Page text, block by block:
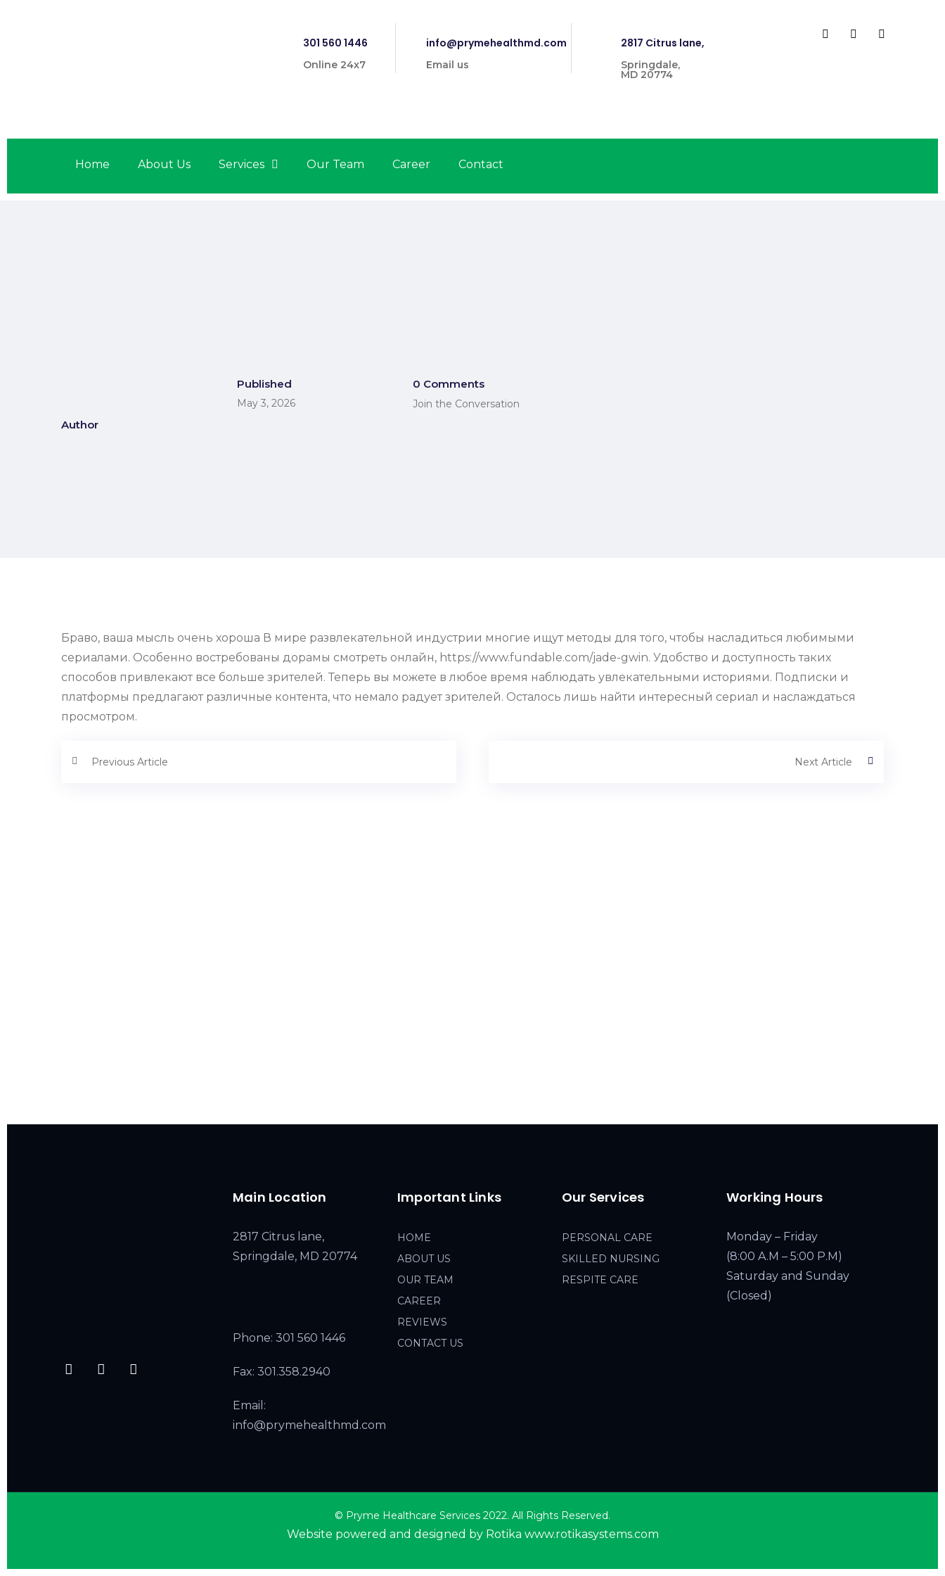
301 560 1446
Online 24x7
info@prymehealthmd.com
Email us
2817 Citrus lane,
Springdale,
MD 20774
Home About Us Services Our Team Career Contact
Author
Published
May 3, 2026
0 Comments
Join the Conversation
Браво, ваша мысль очень хороша В мире развлекательной индустрии многие ищут методы для того, чтобы насладиться любимыми
сериалами. Особенно востребованы дорамы смотреть онлайн, https://www.fundable.com/jade-gwin. Удобство и доступность таких
способов привлекают все больше зрителей. Теперь вы можете в любое время наблюдать увлекательными историями. Подписки и
платформы предлагают различные контента, что немало радует зрителей. Осталось лишь найти интересный сериал и наслаждаться
просмотром.
Previous Article Next Article
Main Location
2817 Citrus lane,
Springdale, MD 20774
Phone: 301 560 1446
Fax: 301.358.2940
Email:
info@prymehealthmd.com
Important Links
HOME
ABOUT US
OUR TEAM
CAREER
REVIEWS
CONTACT US
Our Services
PERSONAL CARE
SKILLED NURSING
RESPITE CARE
Working Hours
Monday – Friday
(8:00 A.M – 5:00 P.M)
Saturday and Sunday
(Closed)
© Pryme Healthcare Services 2022. All Rights Reserved.
Website powered and designed by Rotika www.rotikasystems.com